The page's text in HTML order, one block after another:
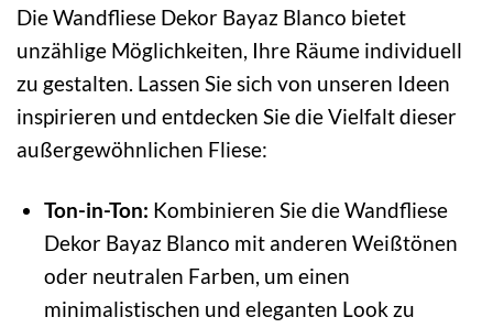
Die Wandfliese Dekor Bayaz Blanco bietet
unzählige Möglichkeiten, Ihre Räume individuell
zu gestalten. Lassen Sie sich von unseren Ideen
inspirieren und entdecken Sie die Vielfalt dieser
außergewöhnlichen Fliese:
Ton-in-Ton: Kombinieren Sie die Wandfliese
Dekor Bayaz Blanco mit anderen Weißtönen
oder neutralen Farben, um einen
minimalistischen und eleganten Look zu